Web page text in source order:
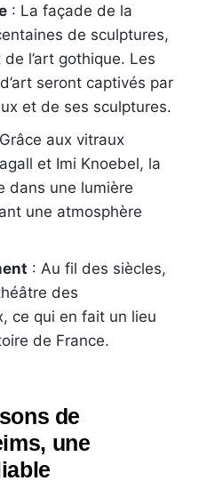
: La façade de la
de sculptures,
l’art gothique. Les
seront captivés par
et de ses sculptures.
aux vitraux
et Imi Knoebel, la
dans une lumière
une atmosphère
: Au fil des siècles,
des
ce qui en fait un lieu
de France.
de
une